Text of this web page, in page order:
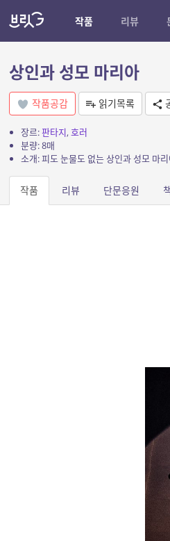
작품 리뷰
상인과 성모 마리아
작품공감 읽기목록
장르:판타지, 호러
분량: 8매
소개: 피도 눈물도 없는 상인과 성모 마
작품 리뷰 단문응원